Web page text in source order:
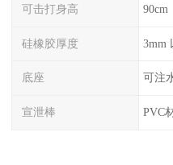
可击打身高 90cm
硅橡胶厚度 3mm
底座 可注
宣泄棒 PVC